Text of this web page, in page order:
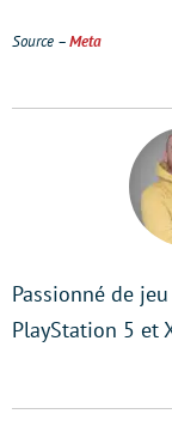
Source –Meta
Passionné de
PlayStation 5 et